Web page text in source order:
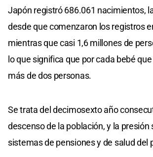
Japón registró 686.061 nacimientos,
desde que comenzaron los registros
mientras que casi 1,6 millones de
lo que significa que por cada bebé
más de dos personas.
Se trata del decimosexto año
descenso de la población, y la presión
sistemas de pensiones y de salud del